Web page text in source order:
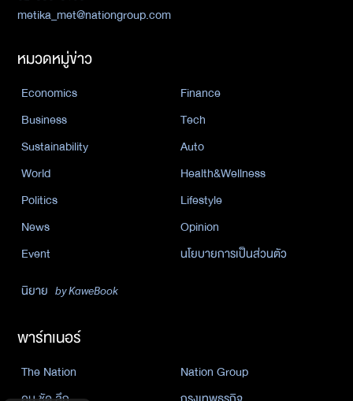
metika_met@nationgroup.com
หมวดหมู่ข่าว
Economics
Finance
Business
Tech
Sustainability
Auto
World
Health&Wellness
Politics
Lifestyle
News
Opinion
Event
นโยบายการเป็นส่วนตัว
นิยาย by KaweBook
พาร์ทเนอร์
The Nation
Nation Group